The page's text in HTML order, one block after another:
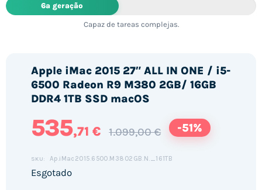
6ª geração
Capaz de tareas complejas.
Apple iMac 2015 27″ ALL IN ONE / i5-
6500 Radeon R9 M380 2GB/ 16GB
DDR4 1TB SSD macOS
535,71 € 1.099,00 € -51%
SKU: Ap.iMac2015.6500.M3802GB.N._161TB
Esgotado